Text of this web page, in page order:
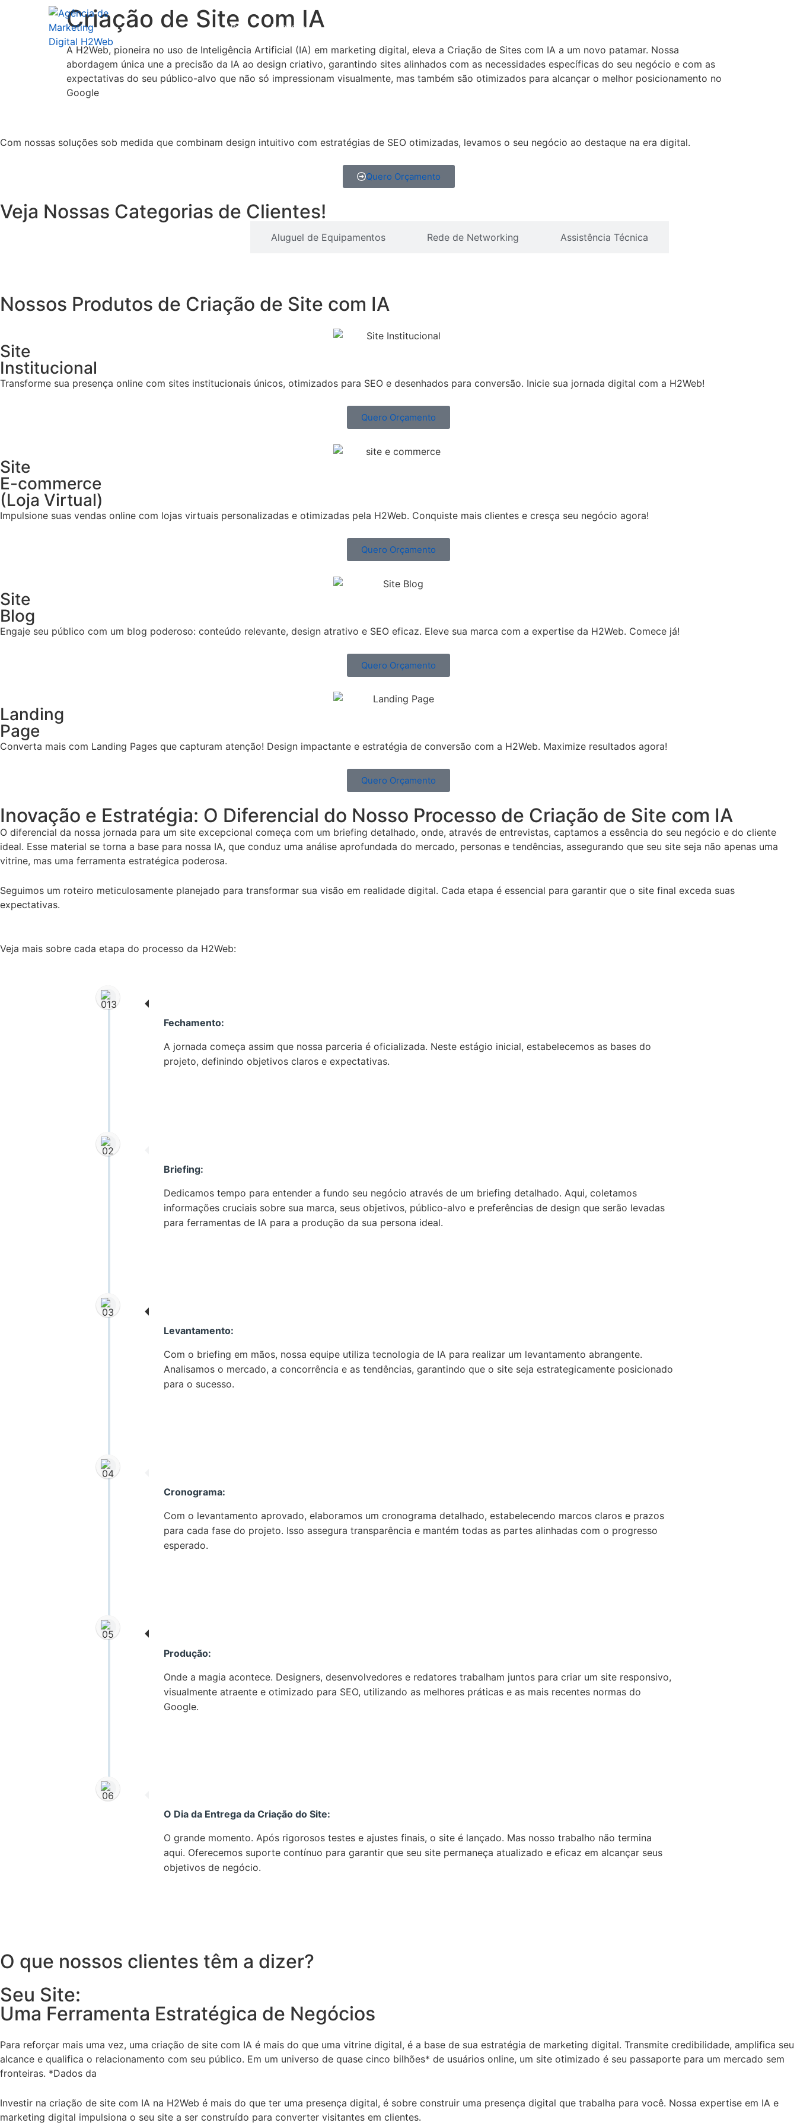
Home Serviços
Criação de Site com IA
A H2Web, pioneira no uso de Inteligência Artificial (IA) em marketing digital, eleva a Criação de Sites com IA a um novo patamar. Nossa
abordagem única une a precisão da IA ao design criativo, garantindo sites alinhados com as necessidades específicas do seu negócio e com as
expectativas do seu público-alvo que não só impressionam visualmente, mas também são otimizados para alcançar o melhor posicionamento no
Google
Com nossas soluções sob medida que combinam design intuitivo com estratégias de SEO otimizadas, levamos o seu negócio ao destaque na era digital.
Quero Orçamento
Veja Nossas Categorias de Clientes!
Aluguel de Equipamentos Rede de Networking Assistência Técnica
Nossos Produtos de Criação de Site com IA
Site
Institucional
Transforme sua presença online com sites institucionais únicos, otimizados para SEO e desenhados para conversão. Inicie sua jornada digital com a H2Web!
Quero Orçamento
Site
E-commerce
(Loja Virtual)
Impulsione suas vendas online com lojas virtuais personalizadas e otimizadas pela H2Web. Conquiste mais clientes e cresça seu negócio agora!
Quero Orçamento
Site
Blog
Engaje seu público com um blog poderoso: conteúdo relevante, design atrativo e SEO eficaz. Eleve sua marca com a expertise da H2Web. Comece já!
Quero Orçamento
Landing
Page
Converta mais com Landing Pages que capturam atenção! Design impactante e estratégia de conversão com a H2Web. Maximize resultados agora!
Quero Orçamento
Inovação e Estratégia: O Diferencial do Nosso Processo de Criação de Site com IA
O diferencial da nossa jornada para um site excepcional começa com um briefing detalhado, onde, através de entrevistas, captamos a essência do seu negócio e do cliente
ideal. Esse material se torna a base para nossa IA, que conduz uma análise aprofundada do mercado, personas e tendências, assegurando que seu site seja não apenas uma
vitrine, mas uma ferramenta estratégica poderosa.
Seguimos um roteiro meticulosamente planejado para transformar sua visão em realidade digital. Cada etapa é essencial para garantir que o site final exceda suas
expectativas.
Veja mais sobre cada etapa do processo da H2Web:
Fechamento:
A jornada começa assim que nossa parceria é oficializada. Neste estágio inicial, estabelecemos as bases do
projeto, definindo objetivos claros e expectativas.
Briefing:
Dedicamos tempo para entender a fundo seu negócio através de um briefing detalhado. Aqui, coletamos
informações cruciais sobre sua marca, seus objetivos, público-alvo e preferências de design que serão levadas
para ferramentas de IA para a produção da sua persona ideal.
Levantamento:
Com o briefing em mãos, nossa equipe utiliza tecnologia de IA para realizar um levantamento abrangente.
Analisamos o mercado, a concorrência e as tendências, garantindo que o site seja estrategicamente posicionado
para o sucesso.
Cronograma:
Com o levantamento aprovado, elaboramos um cronograma detalhado, estabelecendo marcos claros e prazos
para cada fase do projeto. Isso assegura transparência e mantém todas as partes alinhadas com o progresso
esperado.
Produção:
Onde a magia acontece. Designers, desenvolvedores e redatores trabalham juntos para criar um site responsivo,
visualmente atraente e otimizado para SEO, utilizando as melhores práticas e as mais recentes normas do
Google.
O Dia da Entrega da Criação do Site:
O grande momento. Após rigorosos testes e ajustes finais, o site é lançado. Mas nosso trabalho não termina
aqui. Oferecemos suporte contínuo para garantir que seu site permaneça atualizado e eficaz em alcançar seus
objetivos de negócio.
O que nossos clientes têm a dizer?
Seu Site:
Uma Ferramenta Estratégica de Negócios
Para reforçar mais uma vez, uma criação de site com IA é mais do que uma vitrine digital, é a base de sua estratégia de marketing digital. Transmite credibilidade, amplifica seu
alcance e qualifica o relacionamento com seu público. Em um universo de quase cinco bilhões* de usuários online, um site otimizado é seu passaporte para um mercado sem
fronteiras. *Dados da
Investir na criação de site com IA na H2Web é mais do que ter uma presença digital, é sobre construir uma presença digital que trabalha para você. Nossa expertise em IA e
marketing digital impulsiona o seu site a ser construído para converter visitantes em clientes.